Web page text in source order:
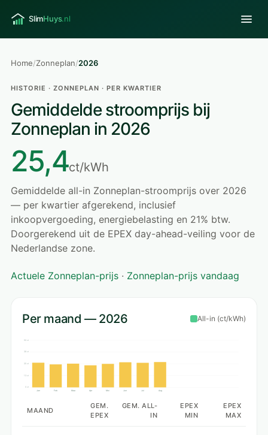
Home/Zonneplan/2026
HISTORIE · ZONNEPLAN · PER KWARTIER
Gemiddelde stroomprijs bij
Zonneplan in 2026
25,4ct/kWh
Gemiddelde all-in Zonneplan-stroomprijs over 2026
— per kwartier afgerekend, inclusief
inkoopvergoeding, energiebelasting en 21% btw.
Doorgerekend uit de EPEX day-ahead-veiling voor de
Nederlandse zone.
Actuele Zonneplan-prijs · Zonneplan-prijs vandaag
Per maand — 2026 All-in (ct/kWh)
50 ct
38 ct
25 ct
13 ct
0 ct
Jan Feb Maa Apr Mei Jun Jul Aug
MAAND
GEM.
EPEX
GEM. ALL-
IN
EPEX
MIN
EPEX
MAX